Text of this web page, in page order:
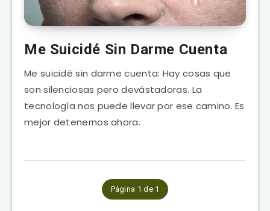
Me Suicidé Sin Darme Cuenta
Me suicidé sin darme cuenta: Hay cosas que
son silenciosas pero devástadoras. La
tecnología nos puede llevar por ese camino. Es
mejor detenernos ahora.
Página 1 de 1